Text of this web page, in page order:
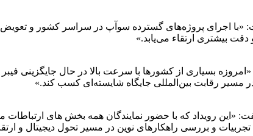
«با اجرای پروژه‌های گسترده سوآپ در سراسر کشور و
بیشتری ارتقاء می‌یابد.»
بسیاری از کشورها با سرعت بالا در حال جایگزینی
مسیر رقابت بین‌المللی جایگاه شایسته‌ای کسب کند.»
رویداد که با حضور نمایندگان همه بخش های ارتباطات
و بررسی راهکارهای نوین در مسیر تحول دیجیتال و